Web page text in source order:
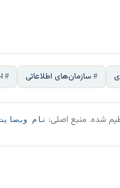
سازمان‌های اطلاعاتی
شده. منبع اصلی: نام